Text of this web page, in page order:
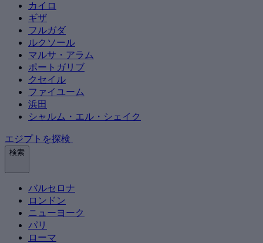
カイロ
ギザ
フルガダ
ルクソール
マルサ・アラム
ポートガリブ
クセイル
ファイユーム
浜田
シャルム・エル・シェイク
エジプトを探検
検索
バルセロナ
ロンドン
ニューヨーク
パリ
ローマ